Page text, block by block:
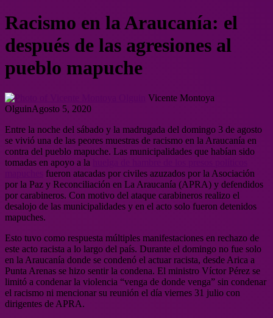
Racismo en la Araucanía: el
después de las agresiones al
pueblo mapuche
Vicente Montoya
OlguinAgosto 5, 2020
Entre la noche del sábado y la madrugada del domingo 3 de agosto
se vivió una de las peores muestras de racismo en la Araucanía en
contra del pueblo mapuche. Las municipalidades que habían sido
tomadas en apoyo a la
fueron atacadas por civiles azuzados por la Asociación
por la Paz y Reconciliación en La Araucanía (APRA) y defendidos
por carabineros. Con motivo del ataque carabineros realizo el
desalojo de las municipalidades y en el acto solo fueron detenidos
mapuches.
Esto tuvo como respuesta múltiples manifestaciones en rechazo de
este acto racista a lo largo del país. Durante el domingo no fue solo
en la Araucanía donde se condenó el actuar racista, desde Arica a
Punta Arenas se hizo sentir la condena. El ministro Víctor Pérez se
limitó a condenar la violencia “venga de donde venga” sin condenar
el racismo ni mencionar su reunión el día viernes 31 julio con
dirigentes de APRA.